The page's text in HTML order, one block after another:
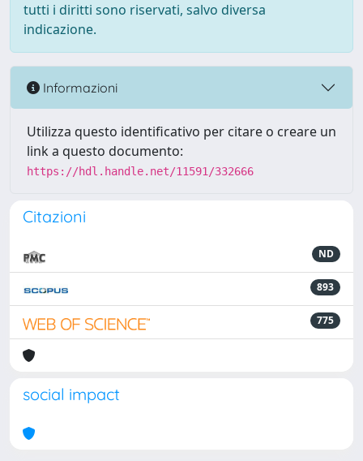
tutti i diritti sono riservati, salvo diversa
indicazione.
Informazioni
Utilizza questo identificativo per citare o creare un
link a questo documento:
https://hdl.handle.net/11591/332666
Citazioni
ND
893
775
social impact